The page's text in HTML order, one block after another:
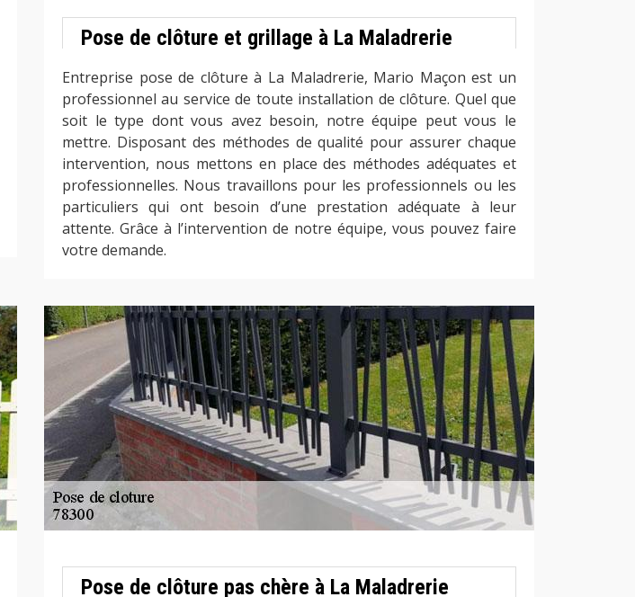
Pose de clôture et grillage à La Maladrerie
Entreprise pose de clôture à La Maladrerie, Mario Maçon est un
professionnel au service de toute installation de clôture. Quel que
soit le type dont vous avez besoin, notre équipe peut vous le
mettre. Disposant des méthodes de qualité pour assurer chaque
intervention, nous mettons en place des méthodes adéquates et
professionnelles. Nous travaillons pour les professionnels ou les
particuliers qui ont besoin d’une prestation adéquate à leur
attente. Grâce à l’intervention de notre équipe, vous pouvez faire
votre demande.
Pose de clôture pas chère à La Maladrerie